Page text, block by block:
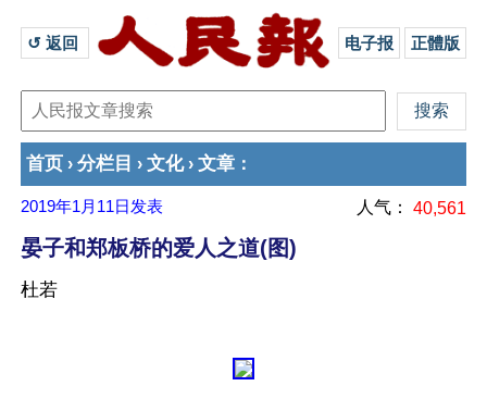
↺ 返回 电子报 正體版
首页 › 分栏目 › 文化› 文章 ：
2019年1月11日 发表 人气： 40,561
晏子和郑板桥的爱人之道(图)
杜若